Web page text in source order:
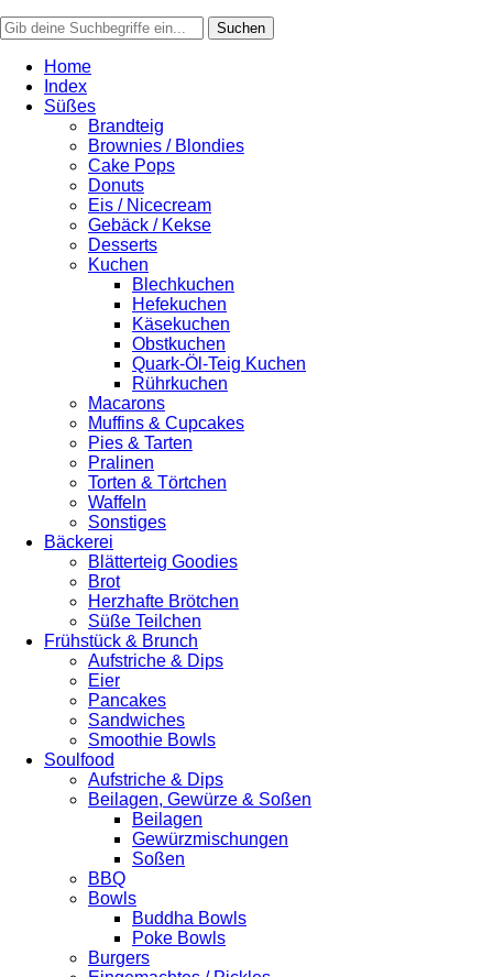
Home
Index
Süßes
Brandteig
Brownies / Blondies
Cake Pops
Donuts
Eis / Nicecream
Gebäck / Kekse
Desserts
Kuchen
Blechkuchen
Hefekuchen
Käsekuchen
Obstkuchen
Quark-Öl-Teig Kuchen
Rührkuchen
Macarons
Muffins & Cupcakes
Pies & Tarten
Pralinen
Torten & Törtchen
Waffeln
Sonstiges
Bäckerei
Blätterteig Goodies
Brot
Herzhafte Brötchen
Süße Teilchen
Frühstück & Brunch
Aufstriche & Dips
Eier
Pancakes
Sandwiches
Smoothie Bowls
Soulfood
Aufstriche & Dips
Beilagen, Gewürze & Soßen
Beilagen
Gewürzmischungen
Soßen
BBQ
Bowls
Buddha Bowls
Poke Bowls
Burgers